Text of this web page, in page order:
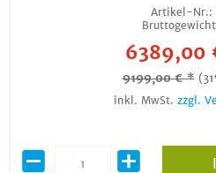
Artikel-Nr.:
6389,00
9199,00 € *
inkl. MwSt. zzgl.